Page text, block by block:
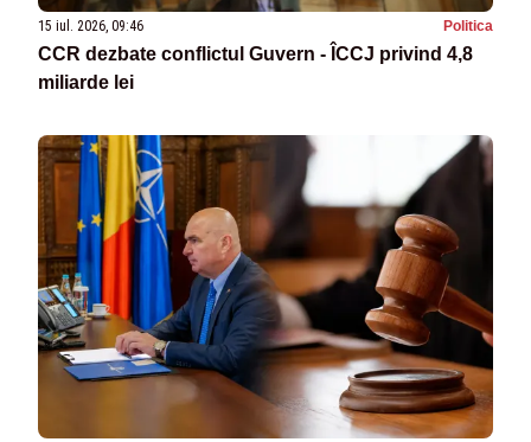
15 iul. 2026, 09:46 Politica
CCR dezbate conflictul Guvern - ÎCCJ privind 4,8
miliarde lei